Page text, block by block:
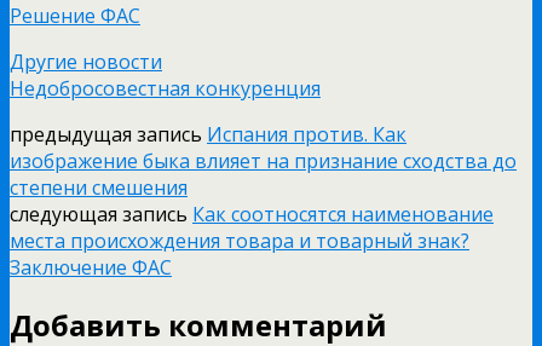
Решение ФАС
Другие новости
Недобросовестная конкуренция
предыдущая запись Испания против. Как
изображение быка влияет на признание сходства до
степени смешения
следующая запись Как соотносятся наименование
места происхождения товара и товарный знак?
Заключение ФАС
Добавить комментарий